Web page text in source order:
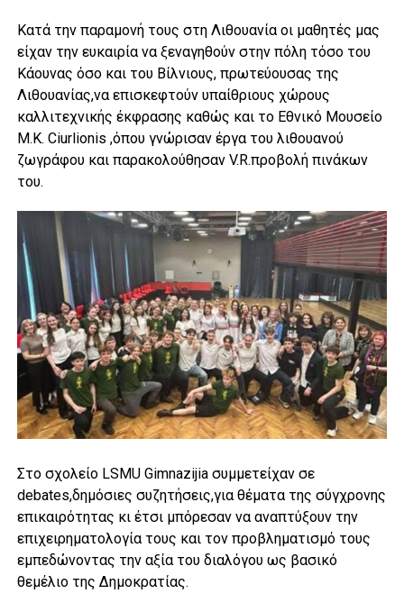
Κατά την παραμονή τους στη Λιθουανία οι μαθητές μας
είχαν την ευκαιρία να ξεναγηθούν στην πόλη τόσο του
Κάουνας όσο και του Βίλνιους, πρωτεύουσας της
Λιθουανίας,να επισκεφτούν υπαίθριους χώρους
καλλιτεχνικής έκφρασης καθώς και το Εθνικό Μουσείο
M.K. Ciurlionis ,όπου γνώρισαν έργα του λιθουανού
ζωγράφου και παρακολούθησαν V.R.προβολή πινάκων
του.
Στο σχολείο LSMU Gimnazijia συμμετείχαν σε
debates,δημόσιες συζητήσεις,για θέματα της σύγχρονης
επικαιρότητας κι έτσι μπόρεσαν να αναπτύξουν την
επιχειρηματολογία τους και τον προβληματισμό τους
εμπεδώνοντας την αξία του διαλόγου ως βασικό
θεμέλιο της Δημοκρατίας.